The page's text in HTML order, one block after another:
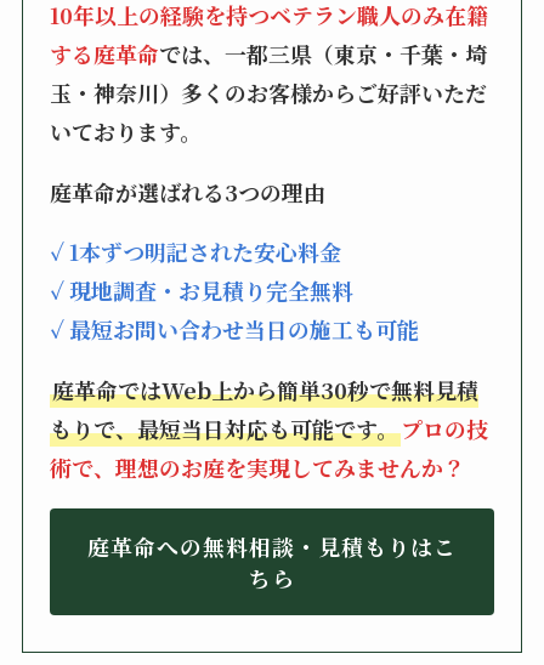
10年以上の経験を持つベテラン職人のみ在籍
する庭革命では、一都三県（東京・千葉・埼
玉・神奈川）多くのお客様からご好評いただ
いております。
庭革命が選ばれる3つの理由
✓ 1本ずつ明記された安心料金
✓ 現地調査・お見積り完全無料
✓ 最短お問い合わせ当日の施工も可能
庭革命ではWeb上から簡単30秒で無料見積
もりで、最短当日対応も可能です。プロの技
術で、理想のお庭を実現してみませんか？
庭革命への無料相談・見積もりはこ
ちら